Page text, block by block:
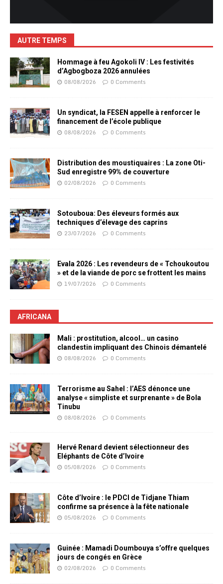
AUTRE TEMPS
Hommage à feu Agokoli IV : Les festivités
d’Agbogboza 2026 annulées
08/08/2026 0 Comments
Un syndicat, la FESEN appelle à renforcer le
financement de l’école publique
08/08/2026 0 Comments
Distribution des moustiquaires : La zone Oti-
Sud enregistre 99% de couverture
02/08/2026 0 Comments
Sotouboua: Des éleveurs formés aux
techniques d’élevage des caprins
23/07/2026 0 Comments
Evala 2026 : Les revendeurs de « Tchoukoutou
» et de la viande de porc se frottent les mains
19/07/2026 0 Comments
AFRICANA
Mali : prostitution, alcool… un casino
clandestin impliquant des Chinois démantelé
08/08/2026 0 Comments
Terrorisme au Sahel : l’AES dénonce une
analyse « simpliste et surprenante » de Bola
Tinubu
08/08/2026 0 Comments
Hervé Renard devient sélectionneur des
Eléphants de Côte d’Ivoire
05/08/2026 0 Comments
Côte d’Ivoire : le PDCI de Tidjane Thiam
confirme sa présence à la fête nationale
05/08/2026 0 Comments
Guinée : Mamadi Doumbouya s’offre quelques
jours de congés en Grèce
02/08/2026 0 Comments